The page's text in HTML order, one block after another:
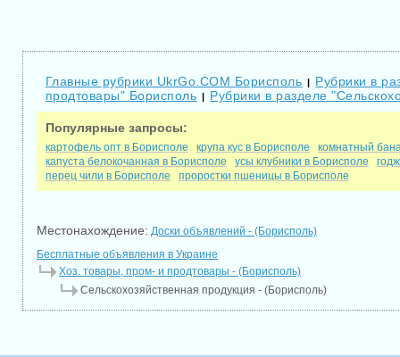
Главные рубрики UkrGo.COM Борисполь | Рубрики в
продтовары" Борисполь | Рубрики в разделе
Популярные запросы:
картофель опт в Борисполе крупа кус в Борисполе
комнатный
капуста белокочанная в Борисполе
усы клубники в Борисполе
перец чили в Борисполе
проростки пшеницы в Борисполе
Местонахождение: Доски объявлений - (Борисполь)
Бесплатные объявления в Украине
Хоз. товары, пром- и продтовары - (Борисполь)
Сельскохозяйственная продукция - (Борисполь)